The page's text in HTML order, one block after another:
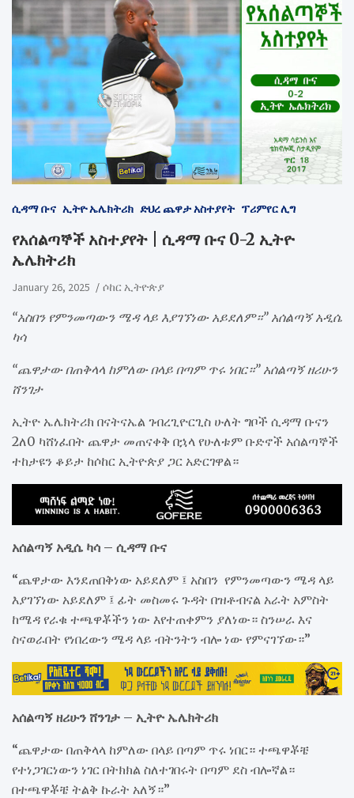
ሲዳማ ቡና ኢትዮ ኤሌክትሪክ ድህረ ጨዋታ አስተያየት ፕሪምየር ሊግ
የአሰልጣኞች አስተያየት | ሲዳማ ቡና 0-2 ኢትዮ
ኤሌክትሪክ
January 26, 2025 ሶከር ኢትዮጵያ
“አስበን የምንመጣውን ሜዳ ላይ እያገኘነው አይደለም።” አሰልጣኝ አዲሴ
ካሳ
“ጨዋታው በጠቅላላ ከምለው በላይ በጣም ጥሩ ነበር።” አሰልጣኝ ዘሪሁን
ሸንገታ
ኢትዮ ኤሌክትሪክ በናትናኤል ገብረጊዮርጊስ ሁለት ግቦች ሲዳማ ቡናን
2ለ0 ካሸነፈበት ጨዋታ መጠናቀቅ በኋላ የሁለቱም ቡድኖች አሰልጣኞች
ተከታዩን ቆይታ ከሶከር ኢትዮጵያ ጋር አድርገዋል።
አሰልጣኝ አዲሴ ካሳ – ሲዳማ ቡና
“ጨዋታው እንደጠበቅነው አይደለም ፤ አስበን የምንመጣውን ሜዳ ላይ
እያገኘነው አይደለም ፤ ፊት መስመሩ ጉዳት በዝቶብናል አራት አምስት
ከሜዳ የራቁ ተጫዋቾችን ነው እየተጠቀምን ያለነው። ስንሠራ እና
ስናወራበት የነበረውን ሜዳ ላይ ብትንትን ብሎ ነው የምናገኘው።”
አሰልጣኝ ዘሪሁን ሸንገታ – ኢትዮ ኤሌክትሪክ
“ጨዋታው በጠቅላላ ከምለው በላይ በጣም ጥሩ ነበር። ተጫዋቾቼ
የተነጋገርነውን ነገር በትክክል ስለተገበሩት በጣም ደስ ብሎኛል።
በተጫዋቾቼ ትልቅ ኩራት አለኝ።”